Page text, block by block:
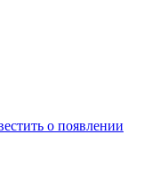
о появлении